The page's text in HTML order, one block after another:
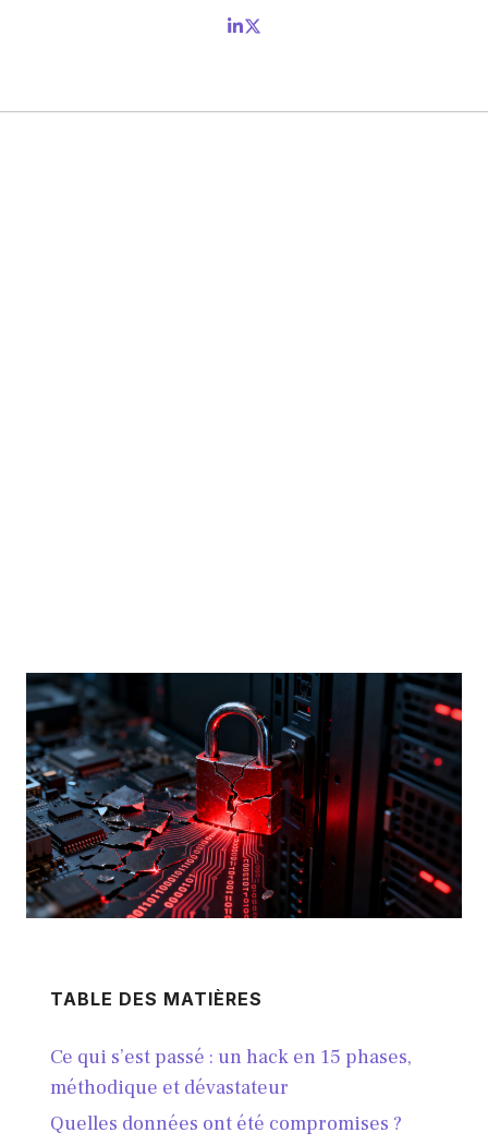
TABLE DES MATIÈRES
Ce qui s’est passé : un hack en 15 phases,
méthodique et dévastateur
Quelles données ont été compromises ?